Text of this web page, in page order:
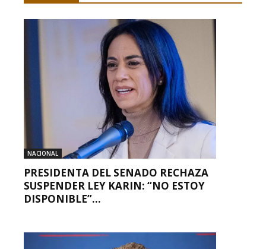
NACIONAL
PRESIDENTA DEL SENADO RECHAZA
SUSPENDER LEY KARIN: “NO ESTOY
DISPONIBLE”...